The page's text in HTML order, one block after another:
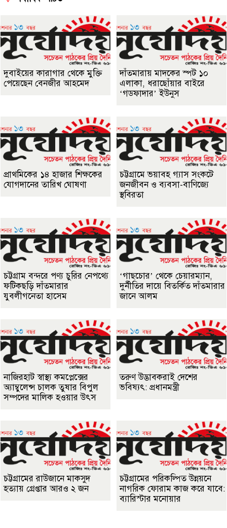
দুবাইয়ের কারাগার থেকে মুক্তি
পেয়েছেন বেনজীর আহমেদ
দাঁতমারায় মাদকের স্পট ১০
এলাকা, ধরাছোঁয়ার বাইরে
‘গডফাদার’ ইউনুস
প্রাথমিকের ১৪ হাজার শিক্ষকের
যোগদানের তারিখ ঘোষণা
চট্টগ্রামে ভয়াবহ গ্যাস সংকটে
জনজীবন ও ব্যবসা-বাণিজ্যে
স্থবিরতা
চট্টগ্রাম বন্দরে পণ্য চুরির নেপথ্যে
ফটিকছড়ি দাঁতমারার
যুবলীগনেতা হাসেম
‘গাছচোর’ থেকে চেয়ারম্যান,
দুর্নীতির দায়ে বিতর্কিত দাঁতমারার
জানে আলম
নাজিরহাট স্বাস্থ্য কমপ্লেক্সের
অ্যাম্বুলেন্স চালক তুষার বিপুল
সম্পদের মালিক হওয়ার উৎস
তরুণ উদ্ভাবকরাই দেশের
ভবিষ্যৎ: প্রধানমন্ত্রী
চট্টগ্রামের রাউজানে মাকসুদ
হত্যায় গ্রেপ্তার আরও ২ জন
চট্টগ্রামের পরিকল্পিত উন্নয়নে
নাগরিক ফোরাম কাজ করে যাবে:
ব‍্যারিস্টার মনোয়ার